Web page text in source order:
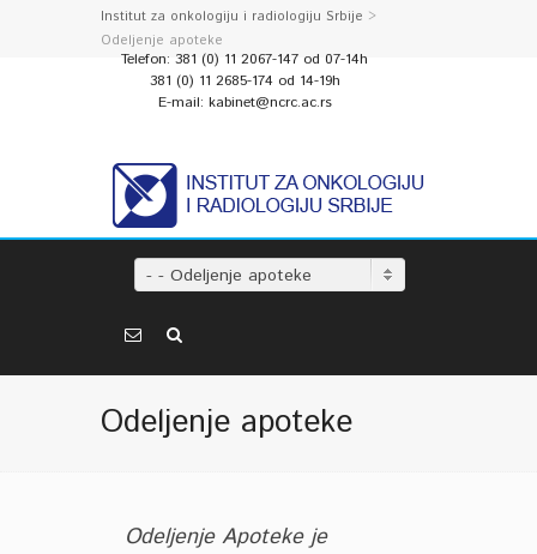
Institut za onkologiju i radiologiju Srbije >
Odeljenje apoteke
Telefon: 381 (0) 11 2067-147 od 07-14h
381 (0) 11 2685-174 od 14-19h
E-mail: kabinet@ncrc.ac.rs
- - Odeljenje apoteke
Odeljenje apoteke
Odeljenje Apoteke je